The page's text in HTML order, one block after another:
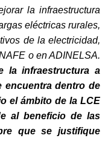
la infraestructura
eléctricas rurales,
de la electricidad,
o en ADINELSA.
la infraestructura a
encuentra dentro de
el ámbito de la LCE
al beneficio de las
que se justifique